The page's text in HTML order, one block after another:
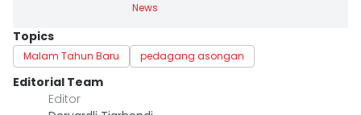
News
Topics
Malam Tahun Baru pedagang asongan
Editorial Team
Editor